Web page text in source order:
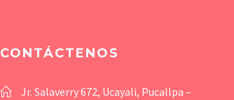
CONTÁCTENOS
Jr. Salaverry 672, Ucayali, Pucallpa –